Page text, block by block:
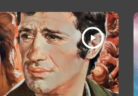
play_arrow